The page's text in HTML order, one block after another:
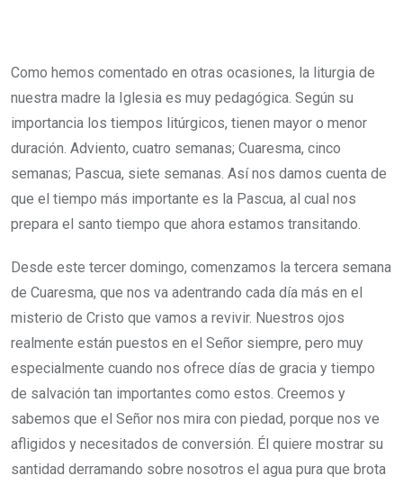
Como hemos comentado en otras ocasiones, la liturgia de
nuestra madre la Iglesia es muy pedagógica. Según su
importancia los tiempos litúrgicos, tienen mayor o menor
duración. Adviento, cuatro semanas; Cuaresma, cinco
semanas; Pascua, siete semanas. Así nos damos cuenta de
que el tiempo más importante es la Pascua, al cual nos
prepara el santo tiempo que ahora estamos transitando.
Desde este tercer domingo, comenzamos la tercera semana
de Cuaresma, que nos va adentrando cada día más en el
misterio de Cristo que vamos a revivir. Nuestros ojos
realmente están puestos en el Señor siempre, pero muy
especialmente cuando nos ofrece días de gracia y tiempo
de salvación tan importantes como estos. Creemos y
sabemos que el Señor nos mira con piedad, porque nos ve
afligidos y necesitados de conversión. Él quiere mostrar su
santidad derramando sobre nosotros el agua pura que brota